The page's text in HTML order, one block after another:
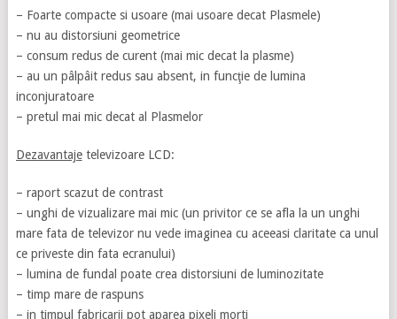
– Foarte compacte si usoare (mai usoare decat Plasmele)
– nu au distorsiuni geometrice
– consum redus de curent (mai mic decat la plasme)
– au un pâlpâit redus sau absent, in funcţie de lumina
inconjuratoare
– pretul mai mic decat al Plasmelor
Dezavantajetelevizoare LCD:
– raport scazut de contrast
– unghi de vizualizare mai mic (un privitor ce se afla la un unghi
mare fata de televizor nu vede imaginea cu aceeasi claritate ca unul
ce priveste din fata ecranului)
– lumina de fundal poate crea distorsiuni de luminozitate
– timp mare de raspuns
– in timpul fabricarii pot aparea pixeli morti